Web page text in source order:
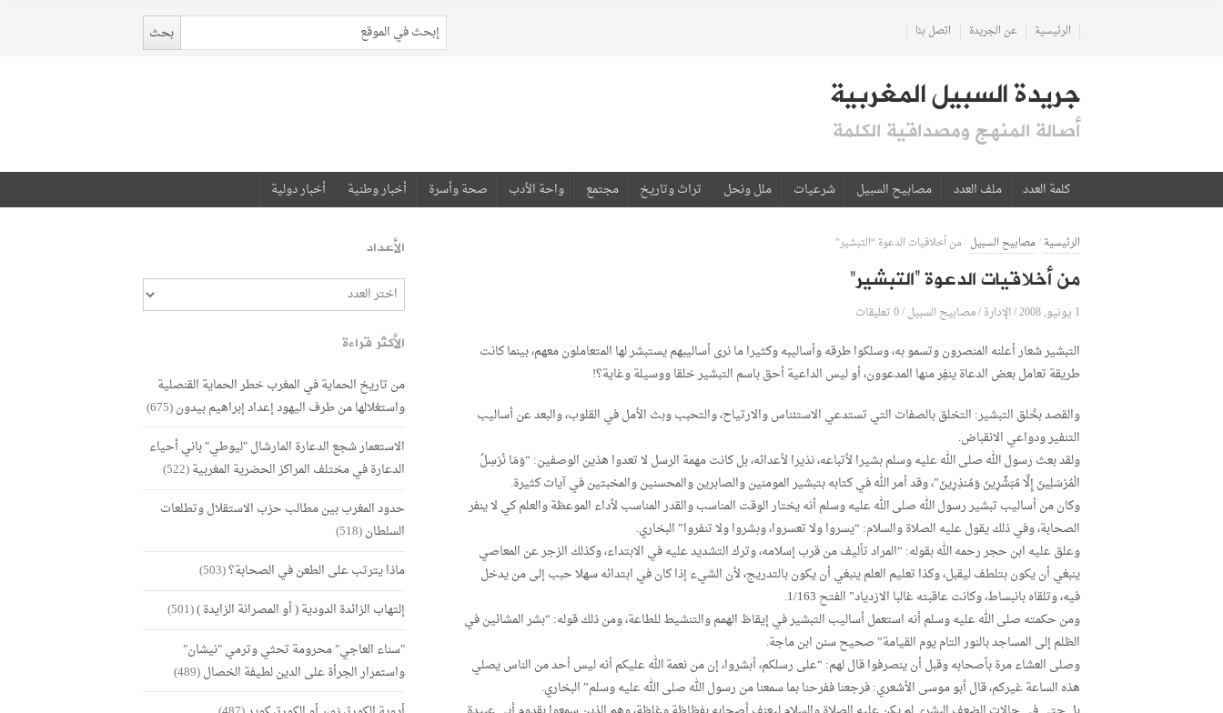
الرئيسية عن الجريدة اتصل بنا
جريدة السبيل المغربية
أصالة المنهج ومصداقية الكلمة
كلمة العدد ملف العدد مصابيح السبيل شرعيات ملل ونحل تراث وتاريخ مجتمع واحة الأدب صحة وأسرة أخبار وطنية أخبار دولية
الرئيسية/مصابيح السبيل/من أخلاقيات الدعوة “التبشير”
من أخلاقيات الدعوة “التبشير”
1 يونيو, 2008 /الإدارة/مصابيح السبيل/0 تعليقات
التبشير شعار أعلنه المنصرون وتسمو به، وسلكوا طرقه وأساليبه وكثيرا ما نرى أساليبهم يستبشر لها المتعاملون معهم، بينما كانت
طريقة تعامل بعض الدعاة ينفِر منها المدعوون، أو ليس الداعية أحق باسم التبشير خلقا ووسيلة وغاية؟!
والقصد بخُلق التبشير: التخلق بالصفات التي تستدعي الاستئناس والارتياح، والتحبب وبث الأمل في القلوب، والبعد عن أساليب
التنفير ودواعي الانقباض.
ولقد بعث رسول الله صلى الله عليه وسلم بشيرا لأتباعه، نذيرا لأعدائه، بل كانت مهمة الرسل لا تعدوا هذين الوصفين: “وَمَا نُرْسِلُ
الْمُرْسَلِينَ إِلَّا مُبَشِّرِينَ وَمُنذِرِينَ”، وقد أمر الله في كتابه بتبشير المومنين والصابرين والمحسنين والمخبتين في آيات كثيرة.
وكان من أساليب تبشير رسول الله صلى الله عليه وسلم أنه يختار الوقت المناسب والقدر المناسب لأداء الموعظة والعلم كي لا ينفر
الصحابة، وفي ذلك يقول عليه الصلاة والسلام: “يسروا ولا تعسروا، وبشروا ولا تنفروا” البخاري.
وعلق عليه ابن حجر رحمه الله بقوله: “المراد تأليف من قرب إسلامه، وترك التشديد عليه في الابتداء، وكذلك الزجر عن المعاصي
ينبغي أن يكون بتلطف ليقبل، وكذا تعليم العلم ينبغي أن يكون بالتدريج، لأن الشيء إذا كان في ابتدائه سهلا حبب إلى من يدخل
فيه، وتلقاه بانبساط، وكانت عاقبته غالبا الازدياد” الفتح 1/163.
ومن حكمته صلى الله عليه وسلم أنه استعمل أساليب التبشير في إيقاظ الهمم والتنشيط للطاعة، ومن ذلك قوله: “بشر المشائين في
الظلم إلى المساجد بالنور التام يوم القيامة” صحيح سنن ابن ماجة.
وصلى العشاء مرة بأصحابه وقبل أن ينصرفوا قال لهم: “على رسلكم، أبشروا، إن من نعمة الله عليكم أنه ليس أحد من الناس يصلي
هذه الساعة غيركم، قال أبو موسى الأشعري: فرجعنا ففرحنا بما سمعنا من رسول الله صلى الله عليه وسلم” البخاري.
الأعداد
الأكثر قراءة
من تاريخ الحماية في المغرب خطر الحماية القنصلية
واستغلالها من طرف اليهود إعداد إبراهيم بيدون(675)
الاستعمار شجع الدعارة المارشال "ليوطي" باني أحياء
الدعارة في مختلف المراكز الحضرية المغربية(522)
حدود المغرب بين مطالب حزب الاستقلال وتطلعات
السلطان(518)
ماذا يترتب على الطعن في الصحابة؟(503)
إلتهاب الزائدة الدودية ( أو المصرانة الزايدة )(501)
"سناء العاجي" محرومة تحثي وترمي "نيشان"
واستمرار الجرأة على الدين لطيفة الخصال(489)